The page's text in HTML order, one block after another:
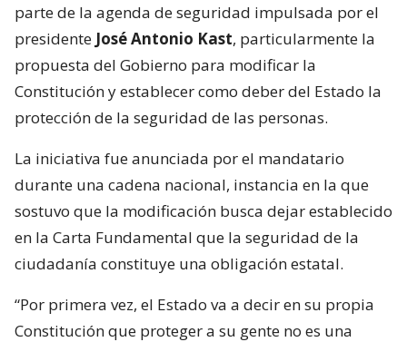
parte de la agenda de seguridad impulsada por el
presidente José Antonio Kast, particularmente la
propuesta del Gobierno para modificar la
Constitución y establecer como deber del Estado la
protección de la seguridad de las personas.
La iniciativa fue anunciada por el mandatario
durante una cadena nacional, instancia en la que
sostuvo que la modificación busca dejar establecido
en la Carta Fundamental que la seguridad de la
ciudadanía constituye una obligación estatal.
“Por primera vez, el Estado va a decir en su propia
Constitución que proteger a su gente no es una